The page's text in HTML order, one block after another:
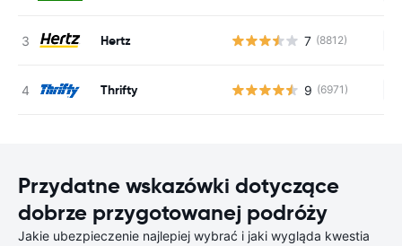
Hertz 7 (8812)
Thrifty 9 (6971)
Przydatne wskazówki dotyczące
dobrze przygotowanej podróży
Jakie ubezpieczenie najlepiej wybrać i jaki wygląda kwestia